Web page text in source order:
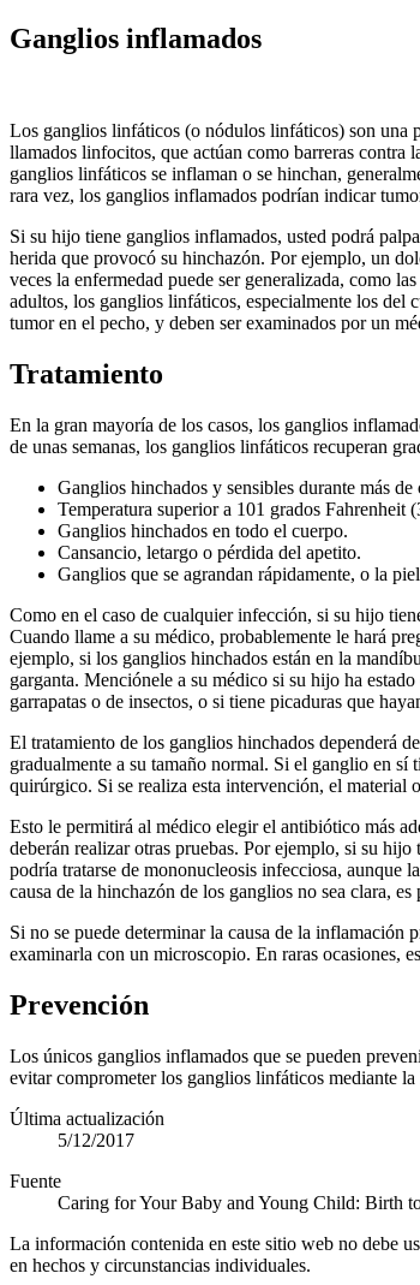
Ganglios inflamados
​Los ganglios linfáticos (o nódulos linfáticos) son una
llamados linfocitos, que actúan como barreras contra
ganglios linfáticos se inflaman o se hinchan,
rara vez, los ganglios inflamados podrían indicar
Si su hijo tiene ganglios inflamados, usted podrá
herida que provocó su hinchazón. Por ejemplo, un
veces la enfermedad puede ser generalizada, como
adultos, los ganglios linfáticos, especialmente los del
tumor en el pecho, y deben ser examinados por un
Tratamiento
En la gran mayoría de los casos, los ganglios
de unas semanas, los ganglios linfáticos recuperan
Ganglios hinchados y sensibles durante más de
Temperatura superior a 101 grados Fahrenheit
Ganglios hinchados en todo el cuerpo.
Cansancio, letargo o pérdida del apetito.
Ganglios que se agrandan rápidamente, o la
Como en el caso de cualquier infección, si su hijo
Cuando llame a su médico, probablemente le hará
ejemplo, si los ganglios hinchados están en la
garganta. Menciónele a su médico si su hijo ha
garrapatas o de insectos, o si tiene picaduras que
El tratamiento de los ganglios hinchados dependerá
gradualmente a su tamaño normal. Si el ganglio en
quirúrgico. Si se realiza esta intervención, el material
Esto le permitirá al médico elegir el antibiótico más
deberán realizar otras pruebas. Por ejemplo, si su
podría tratarse de mononucleosis infecciosa, aunque
causa de la hinchazón de los ganglios no sea clara,
Si no se puede determinar la causa de la
examinarla con un microscopio. En raras ocasiones,
Prevención
Los únicos ganglios inflamados que se pueden
evitar comprometer los ganglios linfáticos mediante
Última actualización
5/12/2017
Fuente
Caring for Your Baby and Young Child: Birth
La información contenida en este sitio web no debe
en hechos y circunstancias individuales.